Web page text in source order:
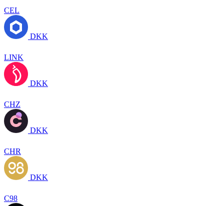
CEL
DKK
LINK
DKK
CHZ
DKK
CHR
DKK
C98